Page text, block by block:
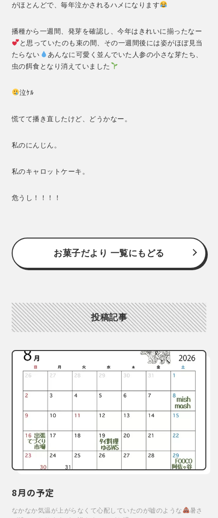
がほとんどで、毎年泣かされるハメになります
播種から一週間、発芽を確認し、今年はきれいに揃ったなー
と思っていたのも束の間、その一週間後には姿がほぼ見当
たらない
あんなに可愛く並んでいた人参の小さな芽たち、
虫の餌食となり消えていました
泣ｹﾙ
慌てて播き直したけど、どうかなー。
私のにんじん。
私のキャロットケーキ。
危うし！！！！
お菓子だより 一覧にもどる
投稿記事
8月の予定
なかなか気温が上がらなくて心配していたのが嘘のような
暑さ